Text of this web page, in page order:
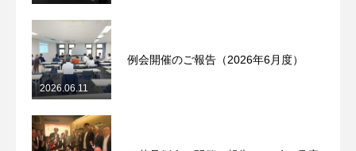
HOME
ITよろず相談 IT ADVICE
会員・サービス一覧
例会開催のご報告（2026年6月度）
2026.06.11